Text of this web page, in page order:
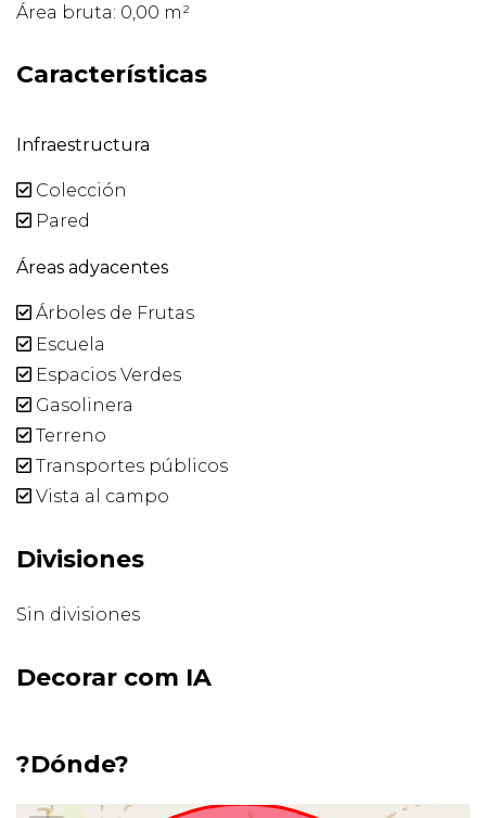
Área bruta: 0,00 m²
Características
Infraestructura
Colección
Pared
Áreas adyacentes
Árboles de Frutas
Escuela
Espacios Verdes
Gasolinera
Terreno
Transportes públicos
Vista al campo
Divisiones
Sin divisiones
Decorar com IA
?Dónde?